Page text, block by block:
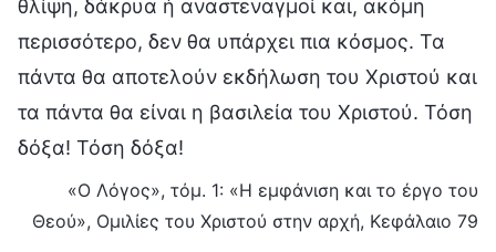
θλίψη, δάκρυα ή αναστεναγμοί και, ακόμη
περισσότερο, δεν θα υπάρχει πια κόσμος. Τα
πάντα θα αποτελούν εκδήλωση του Χριστού και
τα πάντα θα είναι η βασιλεία του Χριστού. Τόση
δόξα! Τόση δόξα!
«Ο Λόγος», τόμ. 1: «Η εμφάνιση και το έργο του
Θεού», Ομιλίες του Χριστού στην αρχή, Κεφάλαιο 79